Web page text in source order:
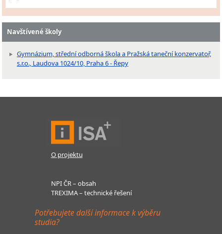
Navštívené školy
Gymnázium, střední odborná škola a Pražská taneční konzervatoř,
s.r.o., Laudova 1024/10, Praha 6 - Řepy
O projektu
NPI ČR – obsah
TREXIMA – technické řešení
Potřebujete další informace k výběru
studia?